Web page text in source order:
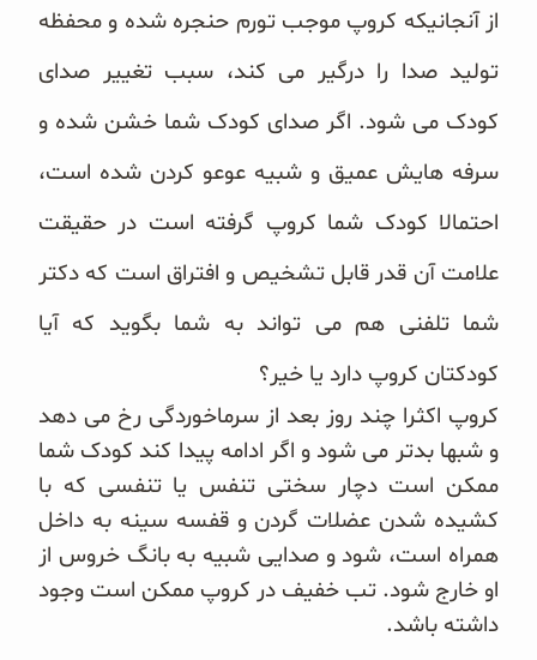
وبلاگ
از آنجانیکه کروپ موجب تورم حنجره شده و محفظه
تولید صدا را درگیر می کند، سبب تغییر صدای
کودک می شود. اگر صدای کودک شما خشن شده و
سرفه هایش عمیق و شبیه عوعو کردن شده است،
احتمالا کودک شما کروپ گرفته است در حقیقت
علامت آن قدر قابل تشخیص و افتراق است که دکتر
شما تلفنی هم می تواند به شما بگوید که آیا
کودکتان کروپ دارد یا خیر؟
کروپ اکثرا چند روز بعد از سرماخوردگی رخ می دهد
و شبها بدتر می شود و اگر ادامه پیدا کند کودک شما
ممکن است دچار سختی تنفس یا تنفسی که با
کشیده شدن عضلات گردن و قفسه سینه به داخل
همراه است، شود و صدایی شبیه به بانگ خروس از
او خارج شود. تب خفیف در کروپ ممکن است وجود
داشته باشد.